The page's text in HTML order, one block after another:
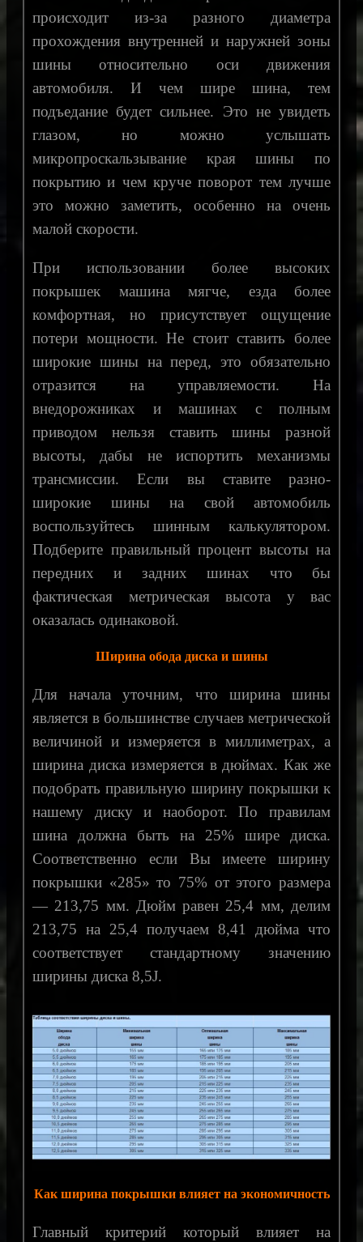
происходит из-за разного диаметра
прохождения внутренней и наружней зоны
шины относительно оси движения
автомобиля. И чем шире шина, тем
подъедание будет сильнее. Это не увидеть
глазом, но можно услышать
микропроскальзывание края шины по
покрытию и чем круче поворот тем лучше
это можно заметить, особенно на очень
малой скорости.
При использовании более высоких
покрышек машина мягче, езда более
комфортная, но присутствует ощущение
потери мощности. Не стоит ставить более
широкие шины на перед, это обязательно
отразится на управляемости. На
внедорожниках и машинах с полным
приводом нельзя ставить шины разной
высоты, дабы не испортить механизмы
трансмиссии. Если вы ставите разно-
широкие шины на свой автомобиль
воспользуйтесь шинным калькулятором.
Подберите правильный процент высоты на
передних и задних шинах что бы
фактическая метрическая высота у вас
оказалась одинаковой.
Ширина обода диска и шины
Для начала уточним, что ширина шины
является в большинстве случаев метрической
величиной и измеряется в миллиметрах, а
ширина диска измеряется в дюймах. Как же
подобрать правильную ширину покрышки к
нашему диску и наоборот. По правилам
шина должна быть на 25% шире диска.
Соответственно если Вы имеете ширину
покрышки «285» то 75% от этого размера
— 213,75 мм. Дюйм равен 25,4 мм, делим
213,75 на 25,4 получаем 8,41 дюйма что
соответствует стандартному значению
ширины диска 8,5J.
Как ширина покрышки влияет на экономичность
Главный критерий который влияет на